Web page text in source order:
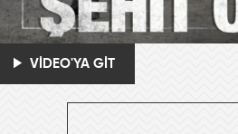
VİDEO'YA GİT